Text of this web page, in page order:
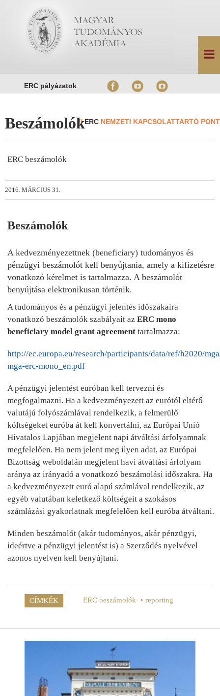
ERC pályázatok
//ERC NEMZETI KAPCSOLATTARTÓ PONT
Beszámolók
ERC beszámolók
2016. MÁRCIUS 31.
Beszámolók
A kedvezményezettnek (beneficiary) tudományos és
pénzügyi beszámolót kell benyújtania, amely a kifizetésre
vonatkozó kérelmet is tartalmazza. A beszámolót
benyújtása elektronikusan történik.
A tudományos és a pénzügyi jelentés időszakaira
vonatkozó beszámolók szabályait az ERC mono
beneficiary model grant agreement tartalmazza:
http://ec.europa.eu/research/participants/data/ref/h2020/
mga-erc-mono_en.pdf
A pénzügyi jelentést euróban kell tervezni és
megfogalmazni. Ha a kedvezményezett az eurótól eltérő
valutájú folyószámlával rendelkezik, a felmerülő
költségeket euróba át kell konvertálni, az Európai Unió
Hivatalos Lapjában megjelent napi átváltási árfolyamnak
megfelelően. Ha nem jelent meg ilyen adat, az Európai
Bizottság weboldalán megjelent havi átváltási árfolyam
aránya az irányadó a vonatkozó beszámolási időszakra. Ha
a kedvezményezett euró alapú számlával rendelkezik, az
egyéb valutában keletkező költségeit a szokásos
számlázási gyakorlatnak megfelelően kell euróba átváltani.
Minden beszámolót (akár tudományos, akár pénzügyi,
ideértve a pénzügyi jelentést is) a Szerződés nyelvével
azonos nyelven kell benyújtani.
CÍMKÉK ERC beszámolók reporting